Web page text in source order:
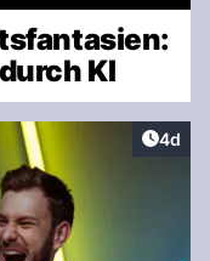
KI
4d